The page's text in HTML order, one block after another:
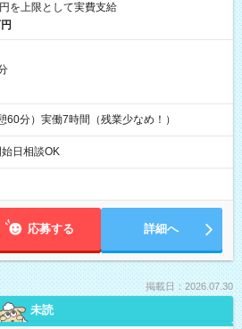
を上限として実費支給
60分）実働7時間（残業少なめ！）
日相談OK
応募する 詳細へ
掲載日：2026.07.30
未読